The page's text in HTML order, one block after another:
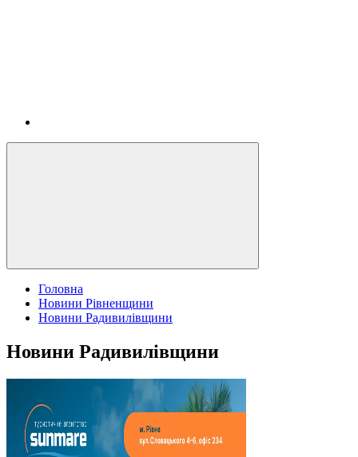
Головна
Новини Рівненщини
Новини Радивилівщини
Новини Радивилівщини